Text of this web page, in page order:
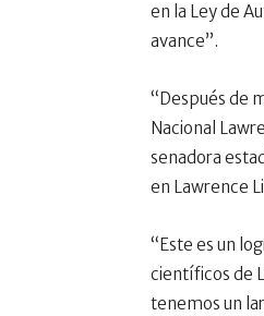
en la Ley de
avance”.
“Después de
Nacional
senadora
en Lawrence
“Este es un
científicos de
tenemos un